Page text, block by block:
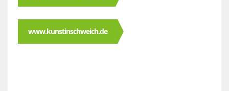
www.kunstinschweich.de